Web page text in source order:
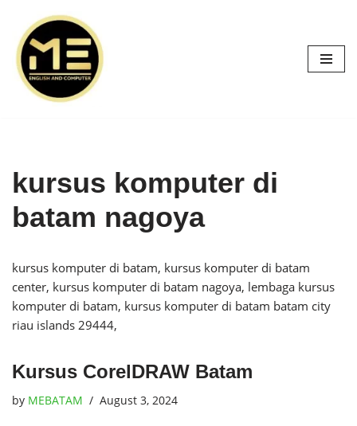
Skip
to
content
kursus komputer di
batam nagoya
kursus komputer di batam, kursus komputer di batam
center, kursus komputer di batam nagoya, lembaga kursus
komputer di batam, kursus komputer di batam batam city
riau islands 29444,
Kursus CorelDRAW Batam
by MEBATAM August 3, 2024